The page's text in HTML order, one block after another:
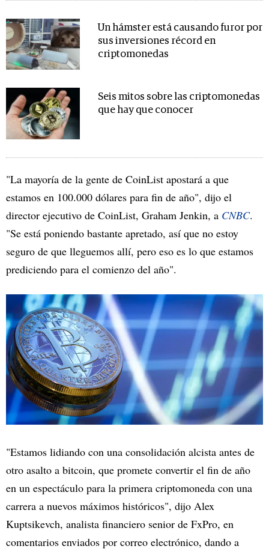
Un hámster está causando furor por
sus inversiones récord en
criptomonedas
Seis mitos sobre las criptomonedas
que hay que conocer
"La mayoría de la gente de CoinList apostará a que
estamos en 100.000 dólares para fin de año", dijo el
director ejecutivo de CoinList, Graham Jenkin, a CNBC.
"Se está poniendo bastante apretado, así que no estoy
seguro de que lleguemos allí, pero eso es lo que estamos
prediciendo para el comienzo del año".
"Estamos lidiando con una consolidación alcista antes de
otro asalto a bitcoin, que promete convertir el fin de año
en un espectáculo para la primera criptomoneda con una
carrera a nuevos máximos históricos", dijo Alex
Kuptsikevch, analista financiero senior de FxPro, en
comentarios enviados por correo electrónico, dando a